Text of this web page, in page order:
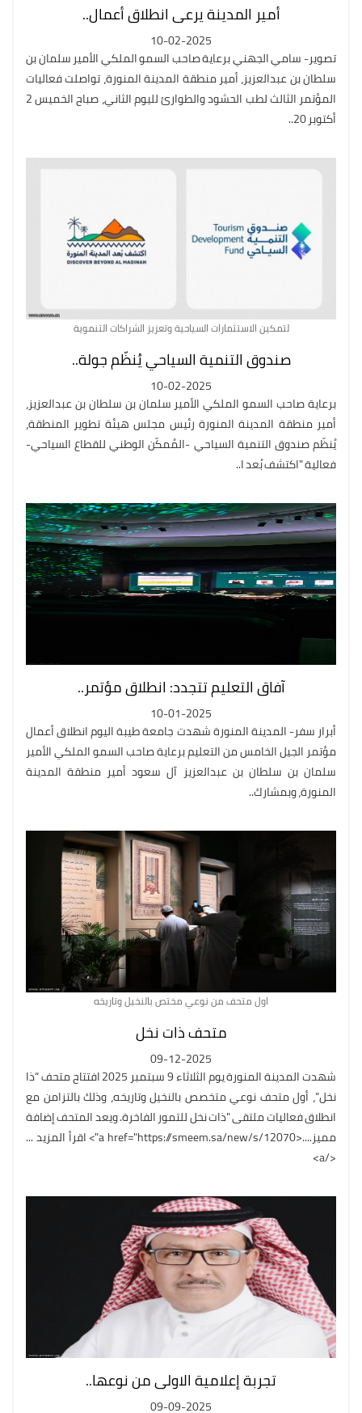
أمير المدينة يرعى انطلاق أعمال..
10-02-2025
تصوير- سامي الجهني برعاية صاحب السمو الملكي الأمير سلمان بن
سلطان بن عبدالعزيز، أمير منطقة المدينة المنورة، تواصلت فعاليات
المؤتمر الثالث لطب الحشود والطوارئ لليوم الثاني، صباح الخميس 2
أكتوبر 20..
لتمكين الاستثمارات السياحية وتعزيز الشراكات التنموية
صندوق التنمية السياحي يُنظّم جولة..
10-02-2025
برعاية صاحب السمو الملكي الأمير سلمان بن سلطان بن عبدالعزيز،
أمير منطقة المدينة المنورة رئيس مجلس هيئة تطوير المنطقة،
يُنظّم صندوق التنمية السياحي -المُمكّن الوطني للقطاع السياحي-
فعالية "اكتشف بُعد ا..
آفاق التعليم تتجدد: انطلاق مؤتمر..
10-01-2025
أبرار سفر- المدينة المنورة شهدت جامعة طيبة اليوم انطلاق أعمال
مؤتمر الجيل الخامس من التعليم برعاية صاحب السمو الملكي الأمير
سلمان بن سلطان بن عبدالعزيز آل سعود أمير منطقة المدينة
المنورة، وبمشارك..
اول متحف من نوعي مختص بالنخيل وتاريخه
متحف ذات نخل
09-12-2025
شهدت المدينة المنورة يوم الثلاثاء 9 سبتمبر 2025 افتتاح متحف “ذا
نخل”، أول متحف نوعي متخصص بالنخيل وتاريخه، وذلك بالتزامن مع
انطلاق فعاليات ملتقى "ذات نخل للتمور الفاخرة. ويعد المتحف إضافة
مميز....<a href="https://smeem.sa/new/s/12070"> اقرأ المزيد ...
</a>
تجربة إعلامية الاولى من نوعها..
09-09-2025